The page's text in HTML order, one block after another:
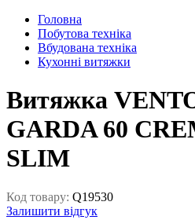
Головна
Побутова техніка
Вбудована техніка
Кухонні витяжки
Витяжка
GARDA 60
SLIM
Код товару: Q19530
Залишити відгук